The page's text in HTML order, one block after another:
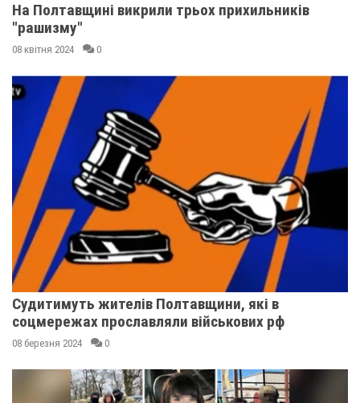
На Полтавщині викрили трьох прихильників
"рашизму"
08 квітня 2024 0
Судитимуть жителів Полтавщини, які в
соцмережах прославляли військових рф
08 березня 2024 0